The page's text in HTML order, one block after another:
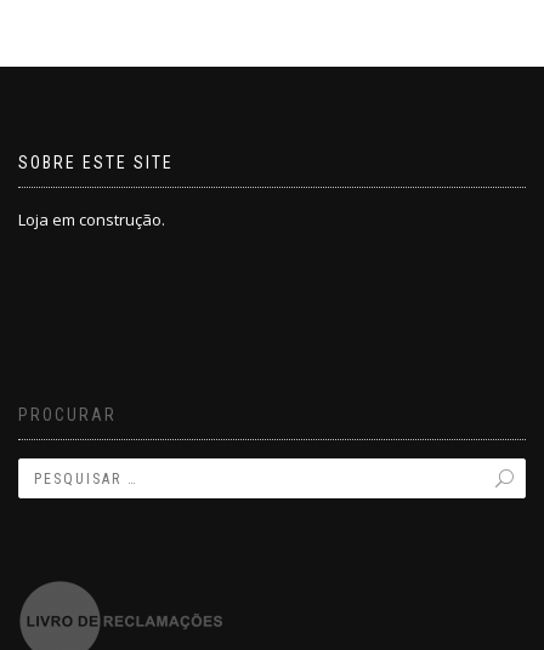
SOBRE ESTE SITE
Loja em construção.
PROCURAR